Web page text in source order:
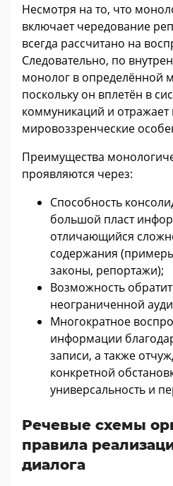
Несмотря на то, что
включает чередование
всегда рассчитано на
Следовательно, по
монолог в определённой
поскольку он вплетён в
коммуникаций и отражает
мировоззренческие
Преимущества
проявляются через:
Способность
большой пласт
отличающийся
содержания
законы, репортажи);
Возможность
неограниченной
Многократное
информации
записи, а также
конкретной
универсальность и
Речевые схемы
правила
диалога